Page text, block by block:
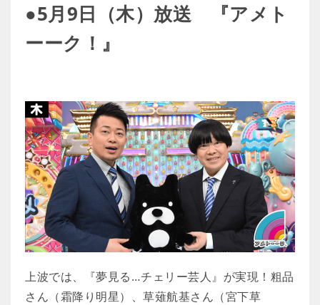
●5月9日（木）放送 『アメト
ーーク！』
上波では、『夢見る…チェリー芸人』が実現！粗品
さん（霜降り明星）、草薙航基さん（宮下草